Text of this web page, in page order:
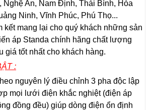
Nghệ An, Nam Định, Thái Bình, Hòa
Ninh, Vĩnh Phúc, Phú Thọ...
kết mang lại cho quý khách những sản
áp Standa chính hãng chất lượng
giá tốt nhất cho khách hàng.
:
nguyên lý điều chỉnh 3 pha độc lập
mọi lưới điện khắc nghiệt (điện áp
đồng đều) giúp dòng điện ổn định